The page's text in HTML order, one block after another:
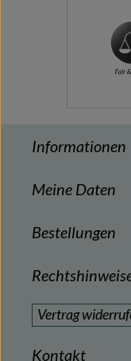
Informationen
Meine Daten
Bestellungen
Vertrag
Kontakt